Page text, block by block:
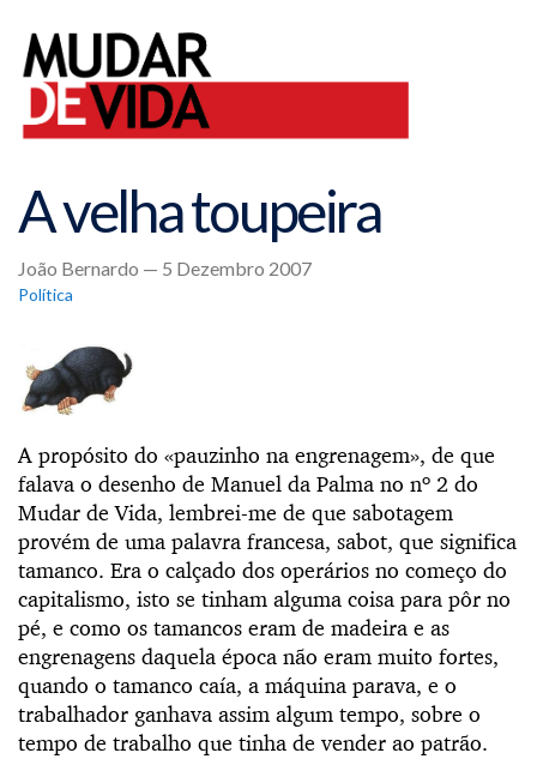
A velha toupeira
João Bernardo — 5 Dezembro 2007
Política
A propósito do «pauzinho na engrenagem», de que
falava o desenho de Manuel da Palma no nº 2 do
Mudar de Vida, lembrei-me de que sabotagem
provém de uma palavra francesa, sabot, que significa
tamanco. Era o calçado dos operários no começo do
capitalismo, isto se tinham alguma coisa para pôr no
pé, e como os tamancos eram de madeira e as
engrenagens daquela época não eram muito fortes,
quando o tamanco caía, a máquina parava, e o
trabalhador ganhava assim algum tempo, sobre o
tempo de trabalho que tinha de vender ao patrão.